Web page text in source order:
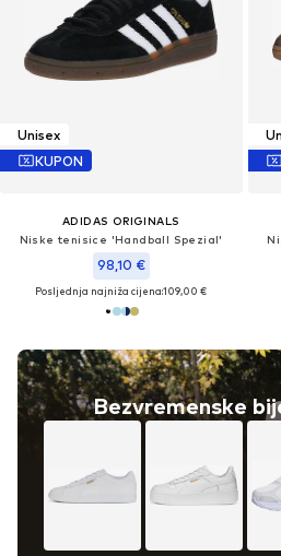
Unisex
KUPON
ADIDAS ORIGINALS
Niske tenisice 'Handball Spezial'
98,10 €
Posljednja najniža cijena:109,00 €
Bezvremenske